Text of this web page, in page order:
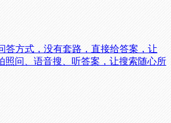
答方式，没有套路，直接给答案，让
照问、语音搜、听答案，让搜索随心所